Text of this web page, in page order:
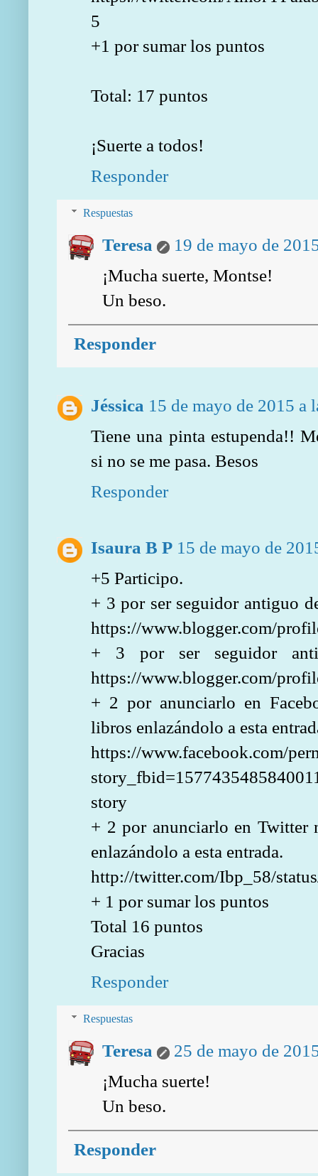
5
+1 por sumar los puntos
Total: 17 puntos
¡Suerte a todos!
Responder
Respuestas
Teresa
19 de mayo de
¡Mucha suerte, Montse!
Un beso.
Responder
Jéssica 15 de mayo de 2015 a
Tiene una pinta estupenda!!
si no se me pasa. Besos
Responder
Isaura B P 15 de mayo de
+5 Participo.
+ 3 por ser seguidor antiguo
https://www.blogger.com/
+ 3 por ser seguidor
https://www.blogger.com/
+ 2 por anunciarlo en
libros enlazándolo a esta
https://www.facebook.com/
story
+ 2 por anunciarlo en Twitter
enlazándolo a esta entrada.
http://twitter.com/Ibp_58/
+ 1 por sumar los puntos
Total 16 puntos
Gracias
Responder
Respuestas
Teresa
25 de mayo de
¡Mucha suerte!
Un beso.
Responder